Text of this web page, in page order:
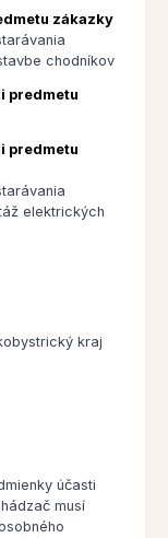
zákazky
chodníkov
predmetu
predmetu
elektrických
kraj
účasti
musí